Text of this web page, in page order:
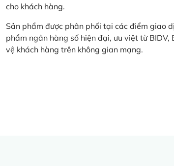
cho khách hàng.
Sản phẩm được phân phối tại các điểm giao
phẩm ngân hàng số hiện đại, ưu việt từ
vệ khách hàng trên không gian mạng.